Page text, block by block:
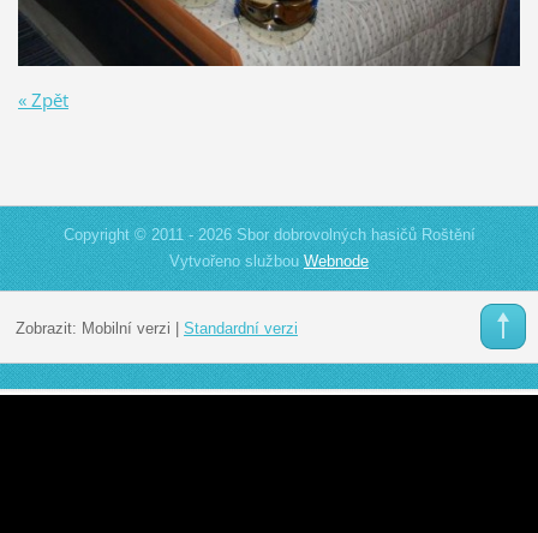
« Zpět
Copyright © 2011 - 2026 Sbor dobrovolných hasičů Roštění
Vytvořeno službouWebnode
Zobrazit: Mobilní verzi Standardní verzi